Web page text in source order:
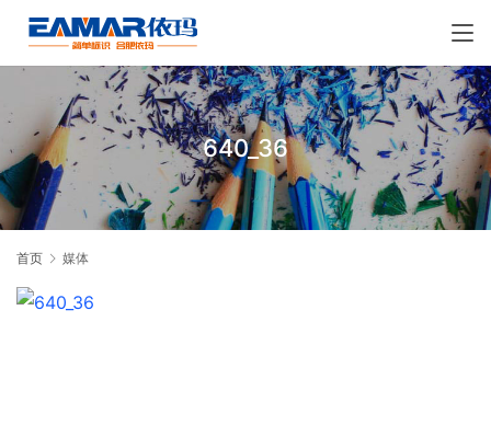
640_36
首页 媒体